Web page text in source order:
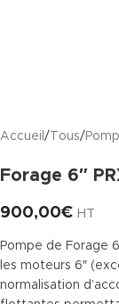
Accueil /Tous/
Forage 6″
900,00€ HT
Pompe de Forage
les moteurs 6″
normalisation